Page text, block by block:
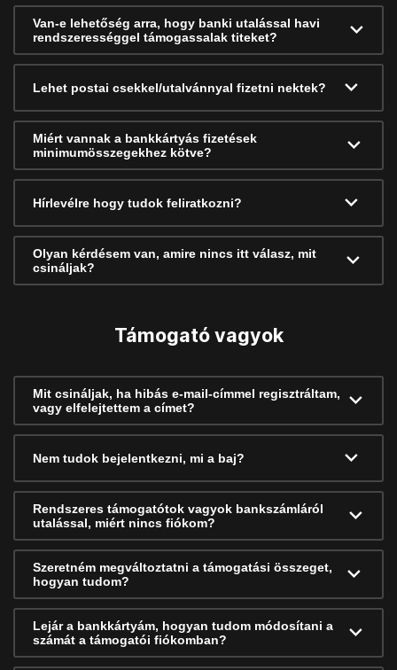
Van-e lehetőség arra, hogy banki utalással havi
rendszerességgel támogassalak titeket?
Lehet postai csekkel/utalvánnyal fizetni nektek?
Miért vannak a bankkártyás fizetések
minimumösszegekhez kötve?
Hírlevélre hogy tudok feliratkozni?
Olyan kérdésem van, amire nincs itt válasz, mit
csináljak?
Támogató vagyok
Mit csináljak, ha hibás e-mail-címmel regisztráltam,
vagy elfelejtettem a címet?
Nem tudok bejelentkezni, mi a baj?
Rendszeres támogatótok vagyok bankszámláról
utalással, miért nincs fiókom?
Szeretném megváltoztatni a támogatási összeget,
hogyan tudom?
Lejár a bankkártyám, hogyan tudom módosítani a
számát a támogatói fiókomban?